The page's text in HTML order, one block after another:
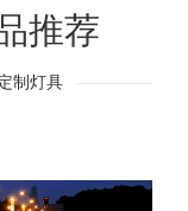
推荐
制灯具